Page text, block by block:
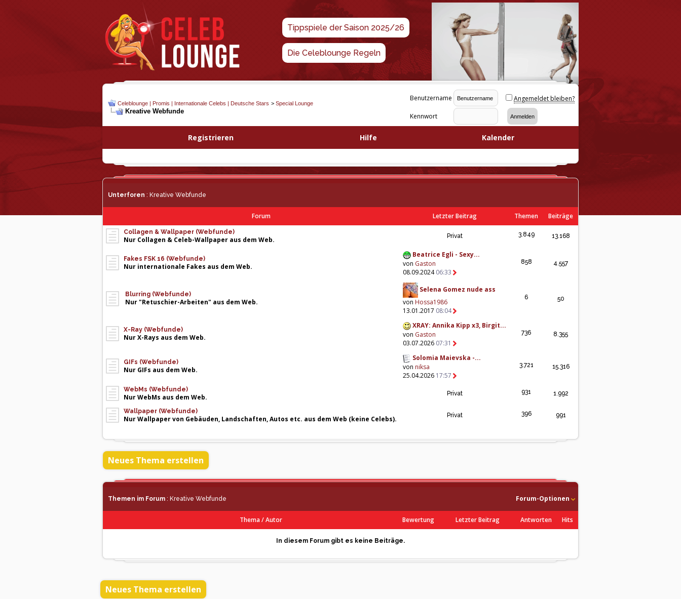
Tippspiele der Saison 2025/26
Die Celeblounge Regeln
Celeblounge | Promis | Internationale Celebs | Deutsche Stars > Special Lounge
Kreative Webfunde
Benutzername Angemeldet bleiben?
Kennwort
Registrieren Hilfe Kalender
Unterforen : Kreative Webfunde
Forum Letzter Beitrag Themen Beiträge
Collagen & Wallpaper (Webfunde)
Nur Collagen & Celeb-Wallpaper aus dem Web. Privat 3.849 13.168
Fakes FSK 16 (Webfunde)
Nur internationale Fakes aus dem Web.
Beatrice Egli - Sexy...
von Gaston
08.09.202406:33
858 4.557
Blurring (Webfunde)
Nur "Retuschier-Arbeiten" aus dem Web.
Selena Gomez nude ass
von Hossa1986
13.01.2017 08:04
6 50
X-Ray (Webfunde)
Nur X-Rays aus dem Web.
XRAY: Annika Kipp x3, Birgit...
von Gaston
03.07.2026 07:31
736 8.355
GIFs (Webfunde)
Nur GIFs aus dem Web.
Solomia Maievska -...
von niksa
25.04.2026 17:57
3.721 15.316
WebMs (Webfunde)
Nur WebMs aus dem Web. Privat 931 1.992
Wallpaper (Webfunde)
Nur Wallpaper von Gebäuden, Landschaften, Autos etc. aus dem Web (keine Celebs). Privat 396 991
Neues Thema erstellen
Themen im Forum : Kreative Webfunde Forum-Optionen
Bewertung
Thema/Autor Letzter Beitrag Antworten Hits
In diesem Forum gibt es keine Beiträge.
Neues Thema erstellen